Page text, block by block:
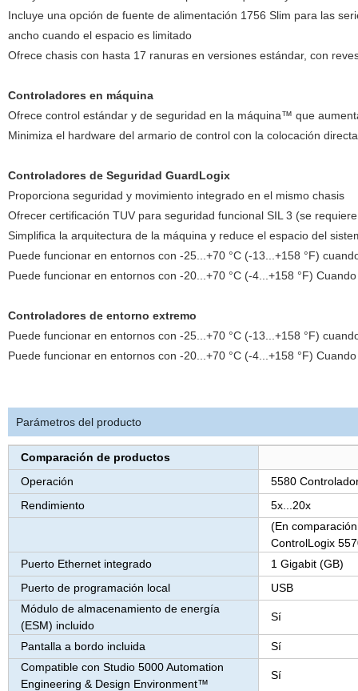
Incluye una opción de fuente de alimentación 1756 Slim para las
ancho cuando el espacio es limitado
Ofrece chasis con hasta 17 ranuras en versiones estándar, con
Controladores en máquina
Ofrece control estándar y de seguridad en la máquina™ que
Minimiza el hardware del armario de control con la colocación
Controladores de Seguridad GuardLogix
Proporciona seguridad y movimiento integrado en el mismo chasis
Ofrecer certificación TUV para seguridad funcional SIL 3 (se
Simplifica la arquitectura de la máquina y reduce el espacio del
Puede funcionar en entornos con -25...+70 °C (-13...+158 °F)
Puede funcionar en entornos con -20...+70 °C (-4...+158 °F)
Controladores de entorno extremo
Puede funcionar en entornos con -25...+70 °C (-13...+158 °F)
Puede funcionar en entornos con -20...+70 °C (-4...+158 °F)
Parámetros del producto
Comparación de productos
Operación
5580
Rendimiento
5x...20x
(En
ControlLogix
Puerto Ethernet integrado
1 Gigabit (GB)
Puerto de programación local
USB
Módulo de almacenamiento de energía
(ESM) incluido
Sí
Pantalla a bordo incluida
Sí
Compatible con Studio 5000 Automation
Engineering & Design Environment™
Sí